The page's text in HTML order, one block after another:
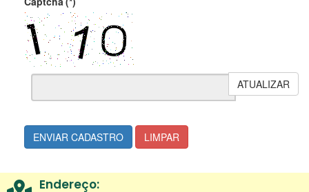
ATUALIZAR
ENVIAR CADASTRO LIMPAR
Endereço: